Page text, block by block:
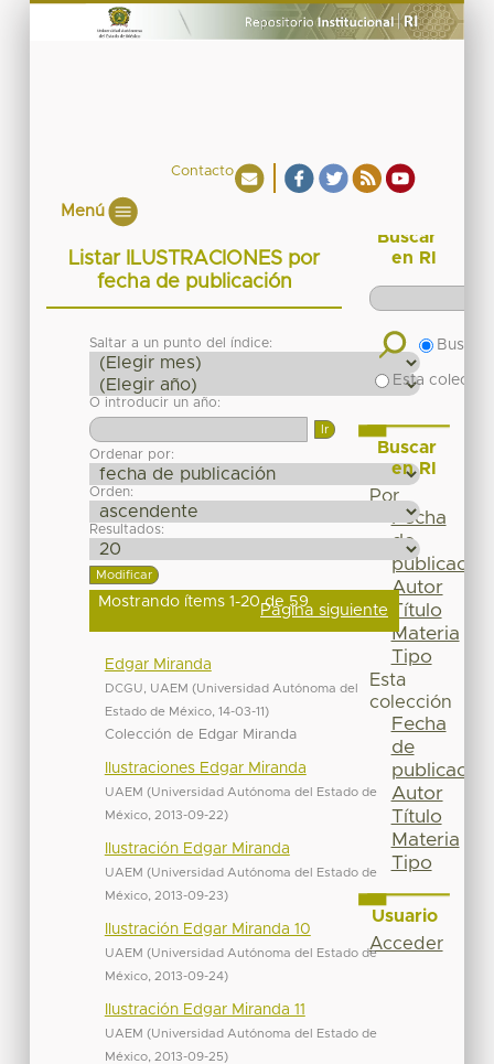
Contacto
Menú
Listar ILUSTRACIONES por
fecha de publicación
Saltar a un punto del índice:
O introducir un año:
Ordenar por:
Orden:
Resultados:
Mostrando ítems 1-20 de 59Página siguiente
Edgar Miranda
DCGU, UAEM (Universidad Autónoma del
Estado de México, 14-03-11)
Colección de Edgar Miranda
Ilustraciones Edgar Miranda
UAEM (Universidad Autónoma del Estado de
México, 2013-09-22)
Ilustración Edgar Miranda
UAEM (Universidad Autónoma del Estado de
México, 2013-09-23)
Ilustración Edgar Miranda 10
UAEM (Universidad Autónoma del Estado de
México, 2013-09-24)
Ilustración Edgar Miranda 11
UAEM (Universidad Autónoma del Estado de
México, 2013-09-25)
Buscar
en RI
Buscar
Esta
Buscar
en RI
Por
Fecha
de
publicación
Autor
Título
Materia
Tipo
Esta
colección
Fecha
de
publicación
Autor
Título
Materia
Tipo
Usuario
Acceder